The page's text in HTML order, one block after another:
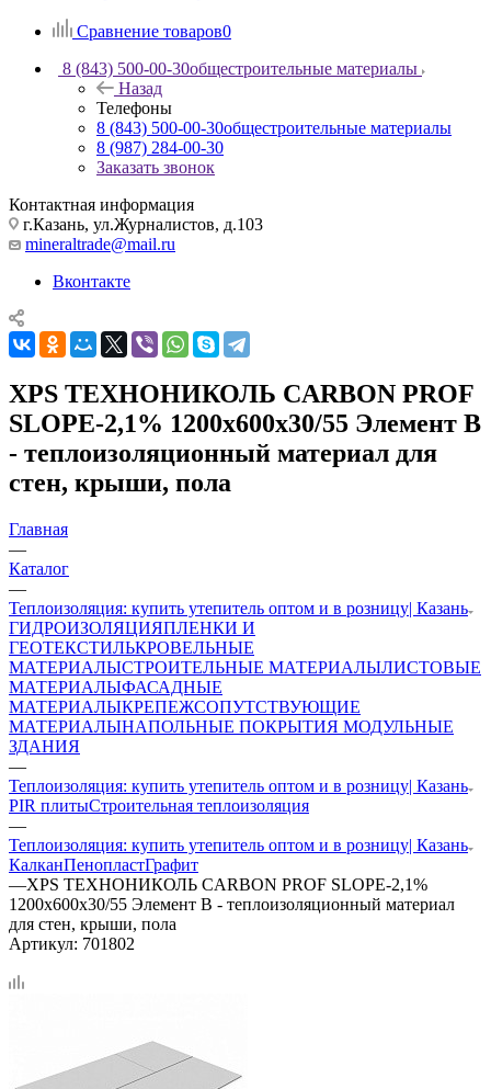
Сравнение товаров0
8 (843) 500-00-30общестроительные материалы
Назад
Телефоны
8 (843) 500-00-30общестроительные материалы
8 (987) 284-00-30
Заказать звонок
Контактная информация
г.Казань, ул.Журналистов, д.103
mineraltrade@mail.ru
Вконтакте
XPS ТЕХНОНИКОЛЬ CARBON PROF
SLOPE-2,1% 1200x600x30/55 Элемент В
- теплоизоляционный материал для
стен, крыши, пола
Главная
—
Каталог
—
Теплоизоляция: купить утепитель оптом и в розницу| Казань
ГИДРОИЗОЛЯЦИЯПЛЕНКИ И
ГЕОТЕКСТИЛЬКРОВЕЛЬНЫЕ
МАТЕРИАЛЫСТРОИТЕЛЬНЫЕ МАТЕРИАЛЫЛИСТОВЫЕ
МАТЕРИАЛЫФАСАДНЫЕ
МАТЕРИАЛЫКРЕПЕЖСОПУТСТВУЮЩИЕ
МАТЕРИАЛЫНАПОЛЬНЫЕ ПОКРЫТИЯ МОДУЛЬНЫЕ
ЗДАНИЯ
—
Теплоизоляция: купить утепитель оптом и в розницу| Казань
PIR плитыСтроительная теплоизоляция
—
Теплоизоляция: купить утепитель оптом и в розницу| Казань
КалканПенопластГрафит
—XPS ТЕХНОНИКОЛЬ CARBON PROF SLOPE-2,1%
1200x600x30/55 Элемент В - теплоизоляционный материал
для стен, крыши, пола
Артикул: 701802